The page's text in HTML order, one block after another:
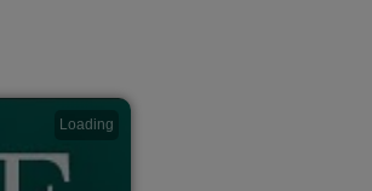
Loading